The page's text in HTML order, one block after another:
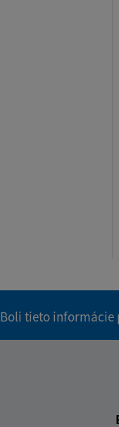
Boli tieto informácie